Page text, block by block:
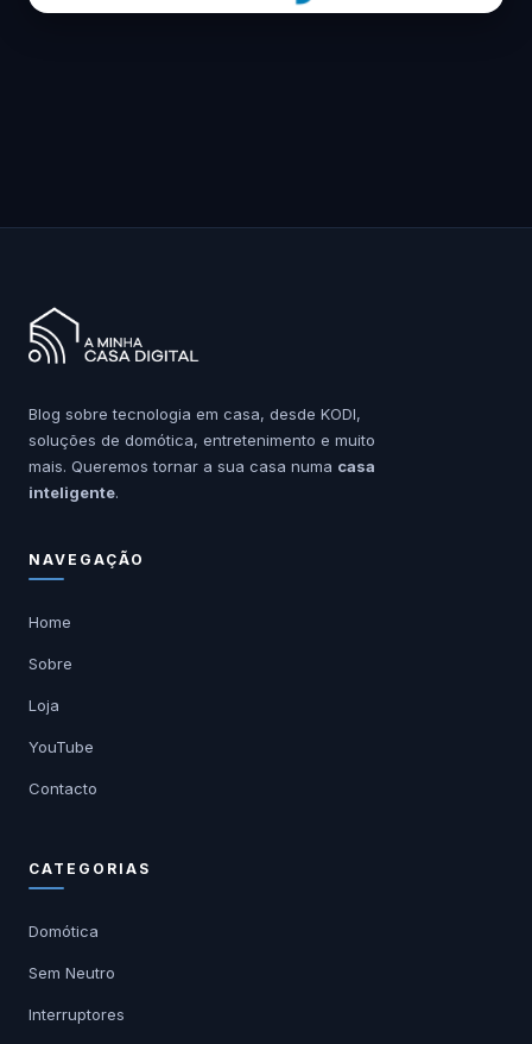
Blog sobre tecnologia em casa, desde KODI,
soluções de domótica, entretenimento e muito
mais. Queremos tornar a sua casa numa casa
inteligente.
NAVEGAÇÃO
Home
Sobre
Loja
YouTube
Contacto
CATEGORIAS
Domótica
Sem Neutro
Interruptores